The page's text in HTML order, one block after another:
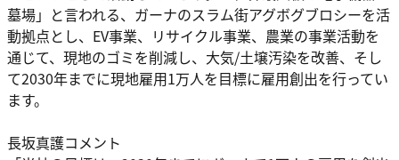
墓場」と言われる、ガーナのスラム街アグボグブロシーを活
動拠点とし、EV事業、リサイクル事業、農業の事業活動を
通じて、現地のゴミを削減し、大気/土壌汚染を改善、そし
て2030年までに現地雇用1万人を目標に雇用創出を行ってい
ます。
長坂真護コメント